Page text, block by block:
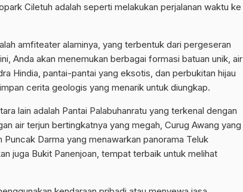
Ciletuh adalah seperti melakukan perjalanan waktu ke
amfiteater alaminya, yang terbentuk dari pergeseran
Anda akan menemukan berbagai formasi batuan unik, air
Hindia, pantai-pantai yang eksotis, dan perbukitan hijau
cerita geologis yang menarik untuk diungkap.
lain adalah Pantai Palabuhanratu yang terkenal dengan
air terjun bertingkatnya yang megah, Curug Awang yang
Darma yang menawarkan panorama Teluk
juga Bukit Panenjoan, tempat terbaik untuk melihat